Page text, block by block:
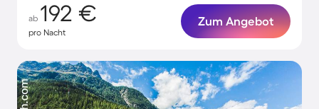
ab 192 €
pro Nacht
Zum Angebot